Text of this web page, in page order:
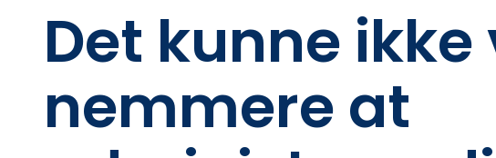
Det kunne
nemmere at